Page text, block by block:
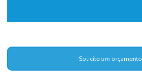
Solicite um orçamento